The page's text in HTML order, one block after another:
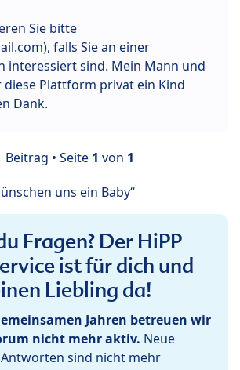
Sie bitte
), falls Sie an einer
interessiert sind. Mein Mann und
diese Plattform privat ein Kind
Dank.
Beitrag • Seite 1 von 1
uns ein Baby“
Fragen? Der HiPP
ist für dich und
Liebling da!
Jahren betreuen wir
nicht mehr aktiv. Neue
sind nicht mehr